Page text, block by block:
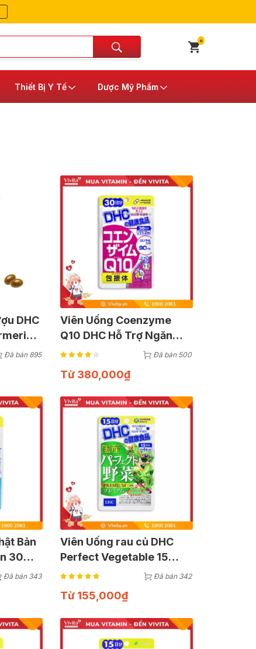
0
Thiết Bị Y Tế Dược Mỹ Phẩm
DHC
Đã bán 895
Viên Uống Coenzyme
Q10 DHC Hỗ Trợ Ngăn
Ngừa Lão Hóa Da | Gói 60
Đã bán 500
Từ 380,000₫
Bản
30
da tự
Đã bán 343
Viên Uống rau củ DHC
Perfect Vegetable 15
Ngày Hỗ Trợ Bổ SungĐã bán 342
Từ 155,000₫